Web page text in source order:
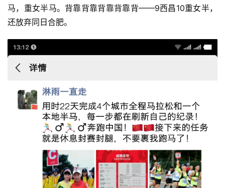
马，重女半马。背靠背靠背靠背靠背——9西昌10重女半，
还放弃同日合肥。